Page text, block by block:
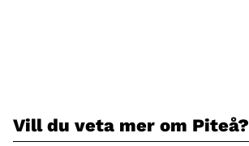
Vill du veta mer om Piteå?